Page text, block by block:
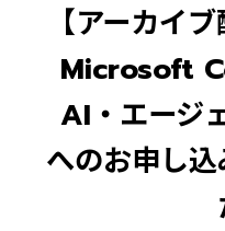
【アーカイ
Microsoft
AI・エージ
へのお申し